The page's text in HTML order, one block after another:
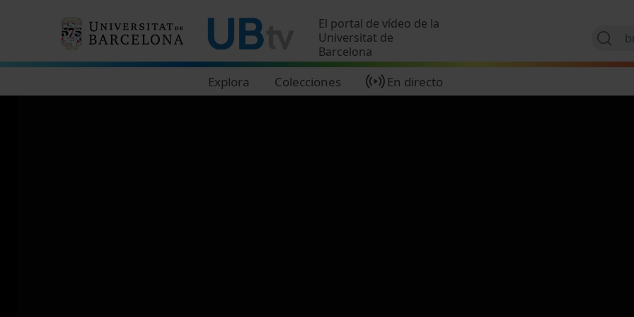
El portal de vídeo de la
Universitat de
Barcelona
Explora Colecciones En directo